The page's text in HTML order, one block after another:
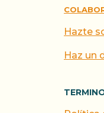
Hazte
Haz un